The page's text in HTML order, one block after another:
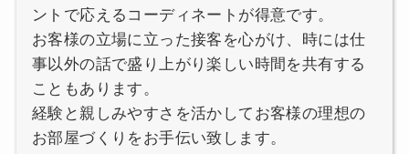
ントで応えるコーディネートが得意です。
お客様の立場に立った接客を心がけ、時には仕
事以外の話で盛り上がり楽しい時間を共有する
こともあります。
経験と親しみやすさを活かしてお客様の理想の
お部屋づくりをお手伝い致します。